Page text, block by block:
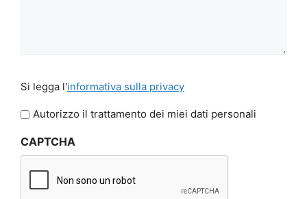
legga
l'informativa
privacy
Si legga l'informativa sulla privacy
Autorizzo il trattamento dei miei dati personali
CAPTCHA